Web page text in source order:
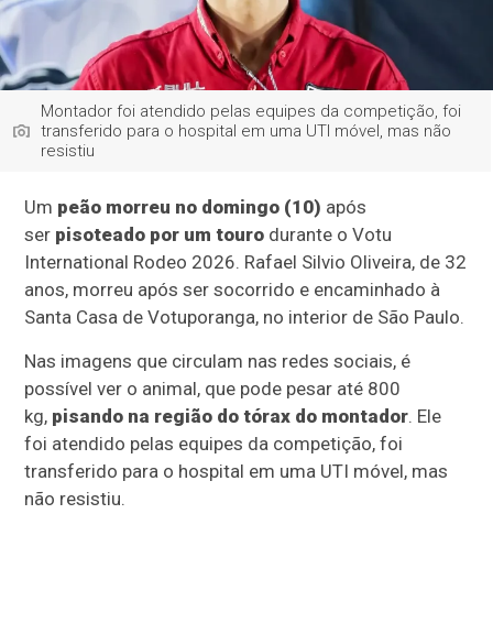
Montador foi atendido pelas equipes da competição, foi
transferido para o hospital em uma UTI móvel, mas não
resistiu
Um peão morreu no domingo (10) após
ser pisoteado por um touro durante o Votu
International Rodeo 2026. Rafael Silvio Oliveira, de 32
anos, morreu após ser socorrido e encaminhado à
Santa Casa de Votuporanga, no interior de São Paulo.
Nas imagens que circulam nas redes sociais, é
possível ver o animal, que pode pesar até 800
kg, pisando na região do tórax do montador. Ele
foi atendido pelas equipes da competição, foi
transferido para o hospital em uma UTI móvel, mas
não resistiu.